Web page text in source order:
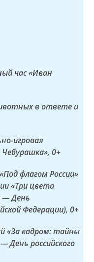
час «Иван
в ответе и
игровая
, 0+
флагом России»
«Три цвета
— День
Федерации), 0+
«За кадром: тайны
День российского